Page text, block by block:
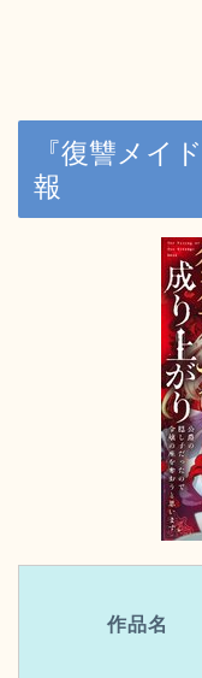
『復讐メイ
報
作品名